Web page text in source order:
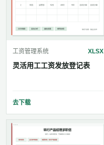
工资管理系统 XLSX
灵活用工工资发放登记表
去下载